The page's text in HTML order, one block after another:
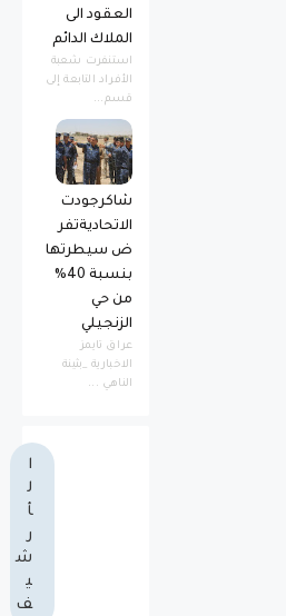
العقود الى
الملاك الدائم
استنفرت شعبة
الأفراد التابعة إلى
قسم...
شاكرجودت
الاتحاديةتفر
ض سيطرتها
بنسبة 40%
من حي
الزنجيلي
عراق تايمز
الاخبارية _بثينة
الناهي ...
ا
ل
أ
ر
ش
ي
ف